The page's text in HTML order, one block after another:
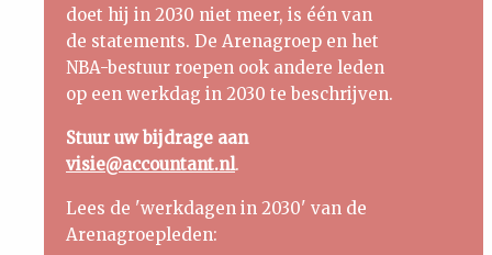
doet hij in 2030 niet meer, is één van
de statements. De Arenagroep en het
NBA-bestuur roepen ook andere leden
op een werkdag in 2030 te beschrijven.
Stuur uw bijdrage aan
visie@accountant.nl.
Lees de 'werkdagen in 2030' van de
Arenagroepleden: